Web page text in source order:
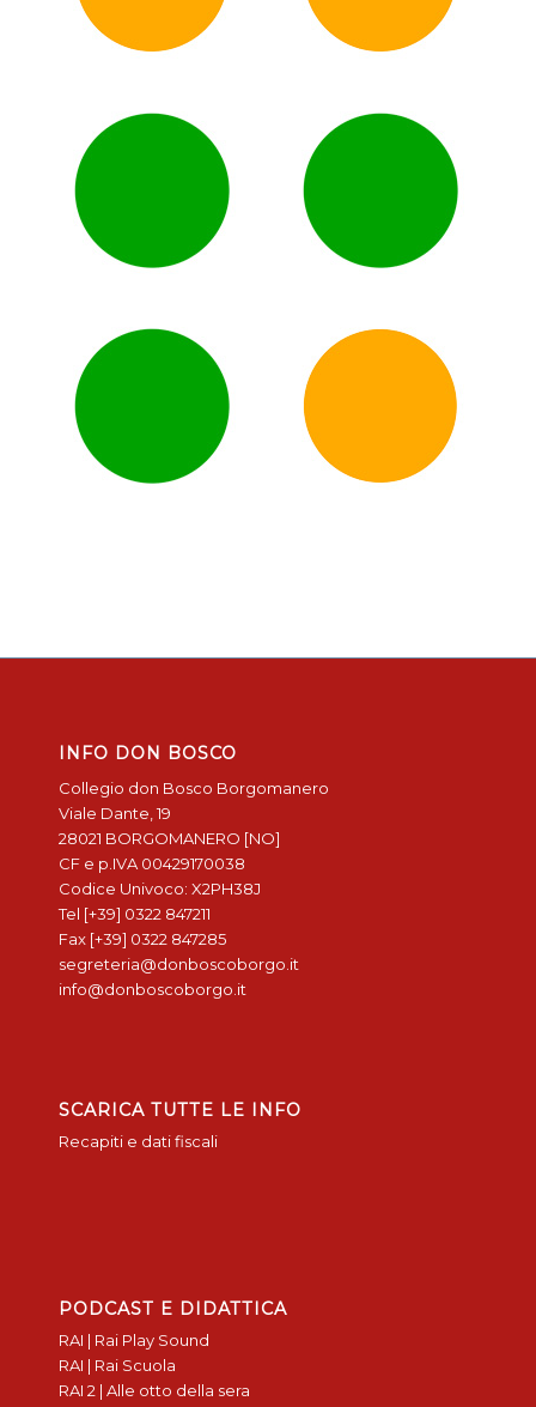
INFO DON BOSCO
Collegio don Bosco Borgomanero
Viale Dante, 19
28021 BORGOMANERO [NO]
CF e p.IVA 00429170038
Codice Univoco: X2PH38J
Tel [+39] 0322 847211
Fax [+39] 0322 847285
segreteria@donboscoborgo.it
info@donboscoborgo.it
SCARICA TUTTE LE INFO
Recapiti e dati fiscali
PODCAST E DIDATTICA
RAI | Rai Play Sound
RAI | Rai Scuola
RAI 2 | Alle otto della sera